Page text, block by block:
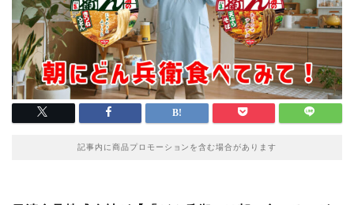
記事内に商品プロモーションを含む場合があります